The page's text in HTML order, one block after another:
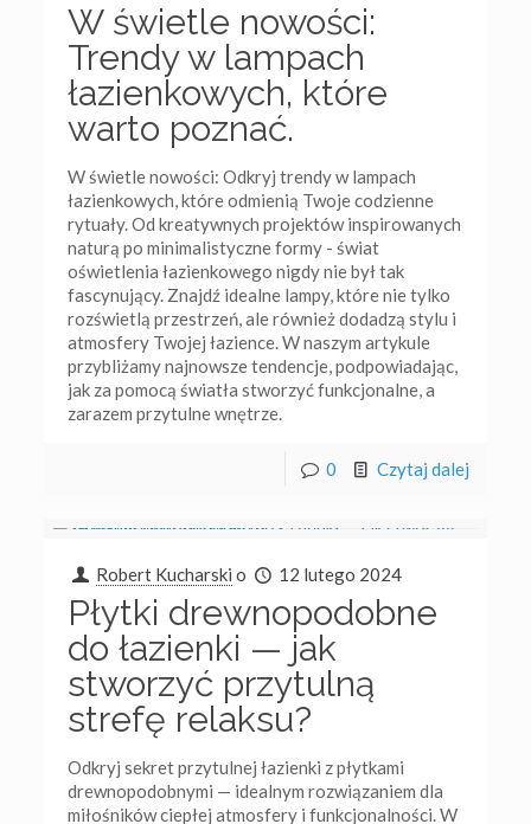
W świetle nowości:
Trendy w lampach
łazienkowych, które
warto poznać.
W świetle nowości: Odkryj trendy w lampach
łazienkowych, które odmienią Twoje codzienne
rytuały. Od kreatywnych projektów inspirowanych
naturą po minimalistyczne formy - świat
oświetlenia łazienkowego nigdy nie był tak
fascynujący. Znajdź idealne lampy, które nie tylko
rozświetlą przestrzeń, ale również dodadzą stylu i
atmosfery Twojej łazience. W naszym artykule
przybliżamy najnowsze tendencje, podpowiadając,
jak za pomocą światła stworzyć funkcjonalne, a
zarazem przytulne wnętrze.
0 Czytaj dalej
Robert Kucharski o 12 lutego 2024
Płytki drewnopodobne
do łazienki — jak
stworzyć przytulną
strefę relaksu?
Odkryj sekret przytulnej łazienki z płytkami
drewnopodobnymi — idealnym rozwiązaniem dla
miłośników ciepłej atmosfery i funkcjonalności. W